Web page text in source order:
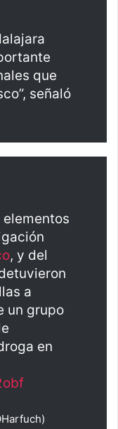
que
señaló
elementos
, y del
a
un grupo
en